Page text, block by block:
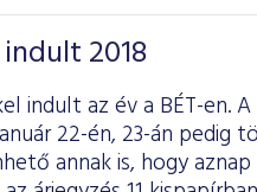
2018
indult az év a BÉT-en.
22-én, 23-án pedig
annak is, hogy